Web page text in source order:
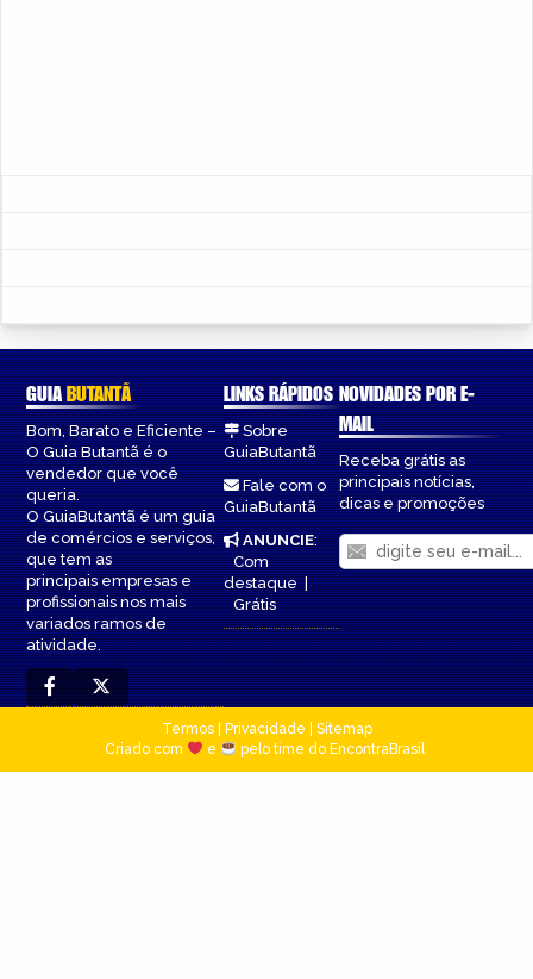
GUIABUTANTÃ
Bom, Barato e Eficiente –
O Guia Butantã é o
vendedor que você
queria.
O GuiaButantã é um guia
de comércios e serviços,
que tem as
principais empresas e
profissionais nos mais
variados ramos de
atividade.
LINKS RÁPIDOS
Sobre
GuiaButantã
Fale com o
GuiaButantã
ANUNCIE:
Com
destaque|
Grátis
NOVIDADES POR E-
MAIL
Receba grátis as
principais notícias,
dicas e promoções
Termos| Privacidade
Sitemap
Criado com
e pelo time do EncontraBrasil